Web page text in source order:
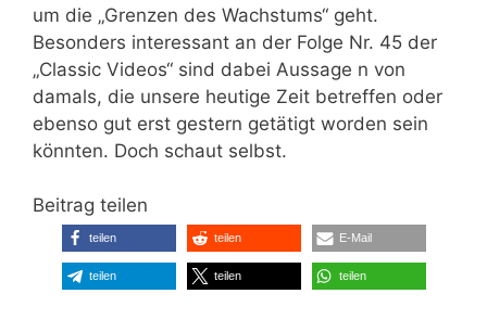
um die „Grenzen des Wachstums“ geht.
Besonders interessant an der Folge Nr. 45 der
„Classic Videos“ sind dabei Aussage n von
damals, die unsere heutige Zeit betreffen oder
ebenso gut erst gestern getätigt worden sein
könnten. Doch schaut selbst.
Beitrag teilen
teilen teilen E-Mail
teilen teilen teilen